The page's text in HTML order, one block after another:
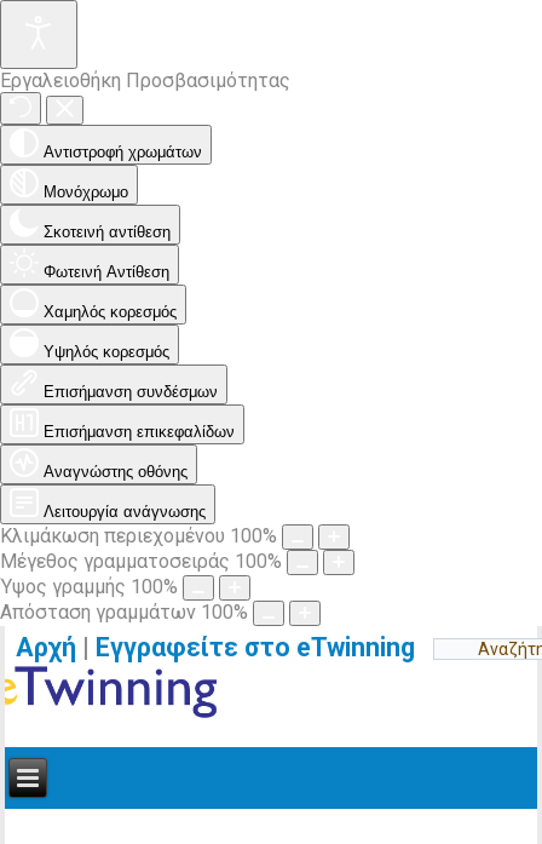
Εργαλειοθήκη Προσβασιμότητας
Αντιστροφή χρωμάτων
Μονόχρωμο
Σκοτεινή αντίθεση
Φωτεινή Αντίθεση
Χαμηλός κορεσμός
Υψηλός κορεσμός
Επισήμανση συνδέσμων
Επισήμανση επικεφαλίδων
Αναγνώστης οθόνης
Λειτουργία ανάγνωσης
Κλιμάκωση περιεχομένου 100%
Μέγεθος γραμματοσειράς 100%
Ύψος γραμμής 100%
Απόσταση γραμμάτων 100%
Αρχή | Εγγραφείτε στο eTwinning